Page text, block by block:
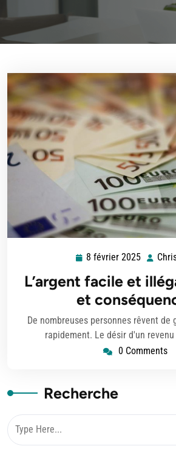
8 février 2025
février
2025
L’argent facile et
et
De nombreuses personnes rêvent de
rapidement. Le désir d'un
0 Comments
Recherche